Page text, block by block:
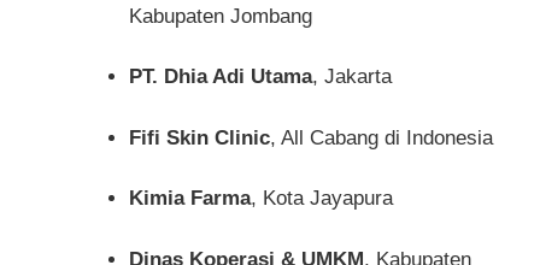
Kabupaten Jombang
PT. Dhia Adi Utama, Jakarta
Fifi Skin Clinic, All Cabang di Indonesia
Kimia Farma, Kota Jayapura
Dinas Koperasi & UMKM, Kabupaten